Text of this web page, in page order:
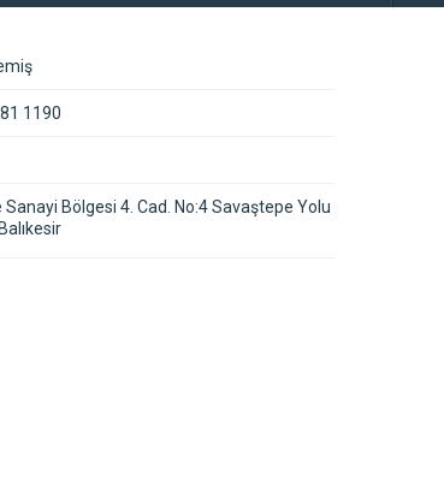
1190
Bölgesi 4. Cad. No:4 Savaştepe Yolu